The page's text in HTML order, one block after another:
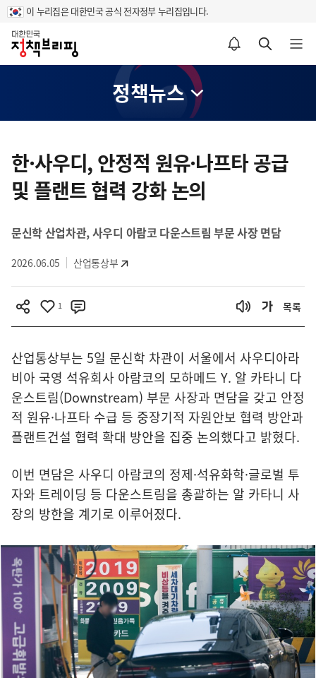
이 누리집은 대한민국 공식 전자정부 누리집입니다.
홈
알림설정 바로가기 검색 바로가기 메뉴 열기
정책뉴스
텐
츠
영
한·사우디, 안정적 원유·나프타 공급
및 플랜트 협력 강화 논의
문신학 산업차관, 사우디 아람코 다운스트림 부문 사장 면담
2026.06.05 산업통상부
1 목록
산업통상부는 5일 문신학 차관이 서울에서 사우디아라
비아 국영 석유회사 아람코의 모하메드 Y. 알 카타니 다
운스트림(Downstream) 부문 사장과 면담을 갖고 안정
적 원유·나프타 수급 등 중장기적 자원안보 협력 방안과
플랜트건설 협력 확대 방안을 집중 논의했다고 밝혔다.
이번 면담은 사우디 아람코의 정제·석유화학·글로벌 투
자와 트레이딩 등 다운스트림을 총괄하는 알 카타니 사
장의 방한을 계기로 이루어졌다.